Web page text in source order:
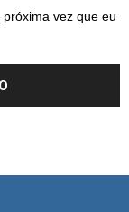
vez que eu